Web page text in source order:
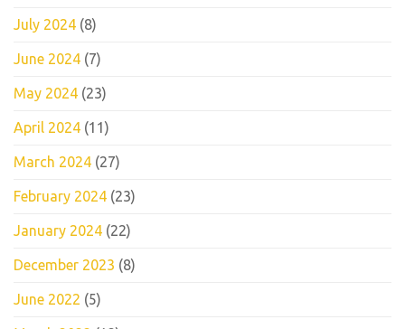
July 2024 (8)
June 2024 (7)
May 2024 (23)
April 2024 (11)
March 2024 (27)
February 2024 (23)
January 2024 (22)
December 2023 (8)
June 2022 (5)